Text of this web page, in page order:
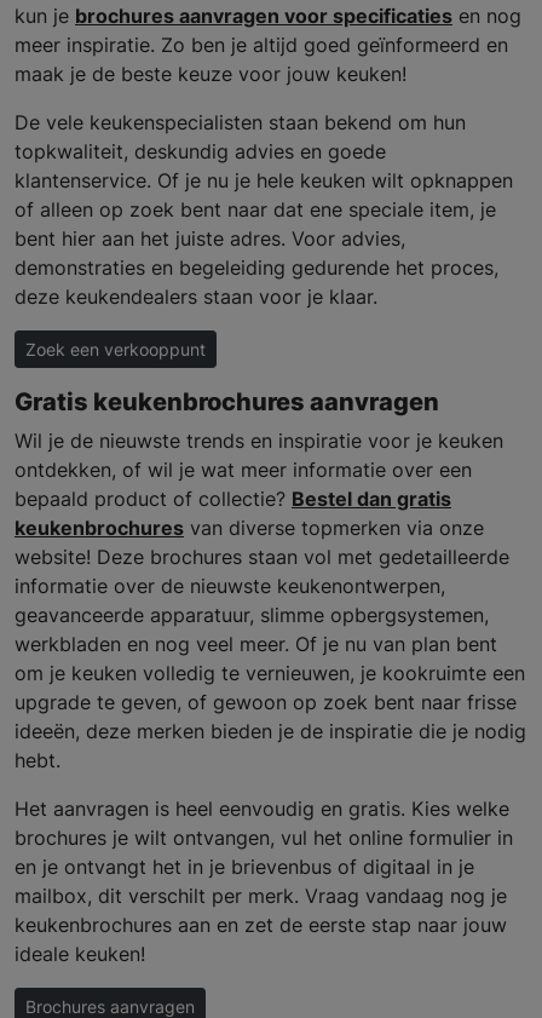
kun je brochures aanvragen voor specificaties en nog
meer inspiratie. Zo ben je altijd goed geïnformeerd en
maak je de beste keuze voor jouw keuken!
De vele keukenspecialisten staan bekend om hun
topkwaliteit, deskundig advies en goede
klantenservice. Of je nu je hele keuken wilt opknappen
of alleen op zoek bent naar dat ene speciale item, je
bent hier aan het juiste adres. Voor advies,
demonstraties en begeleiding gedurende het proces,
deze keukendealers staan voor je klaar.
Zoek een verkooppunt
Gratis keukenbrochures aanvragen
Wil je de nieuwste trends en inspiratie voor je keuken
ontdekken, of wil je wat meer informatie over een
bepaald product of collectie? Bestel dan gratis
keukenbrochures van diverse topmerken via onze
website! Deze brochures staan vol met gedetailleerde
informatie over de nieuwste keukenontwerpen,
geavanceerde apparatuur, slimme opbergsystemen,
werkbladen en nog veel meer. Of je nu van plan bent
om je keuken volledig te vernieuwen, je kookruimte een
upgrade te geven, of gewoon op zoek bent naar frisse
ideeën, deze merken bieden je de inspiratie die je nodig
hebt.
Het aanvragen is heel eenvoudig en gratis. Kies welke
brochures je wilt ontvangen, vul het online formulier in
en je ontvangt het in je brievenbus of digitaal in je
mailbox, dit verschilt per merk. Vraag vandaag nog je
keukenbrochures aan en zet de eerste stap naar jouw
ideale keuken!
Brochures aanvragen